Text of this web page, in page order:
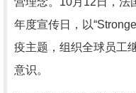
年度宣传日，以
疫主题，组织全球员工
意识。